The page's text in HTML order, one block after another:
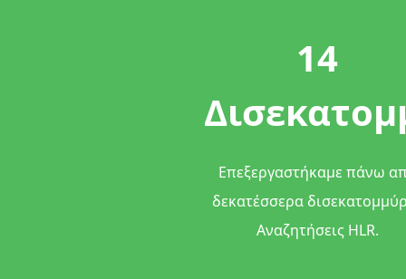
14
Επεξεργαστήκαμε πάνω
δεκατέσσερα
Αναζητήσεις HLR.